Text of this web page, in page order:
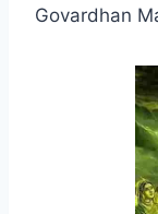
Govardhan